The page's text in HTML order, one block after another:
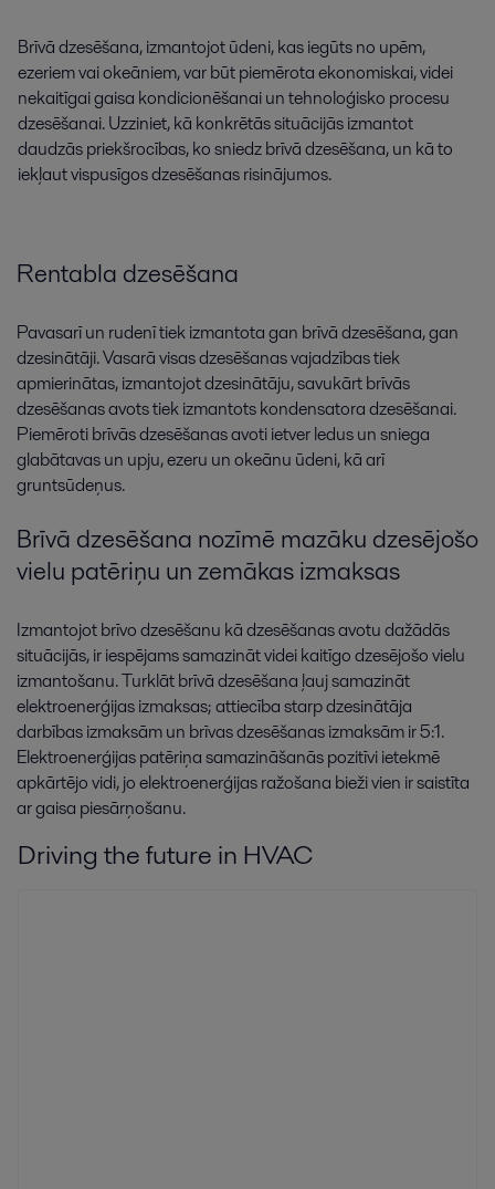
Brīvā dzesēšana, izmantojot ūdeni, kas iegūts no upēm,
ezeriem vai okeāniem, var būt piemērota ekonomiskai, videi
nekaitīgai gaisa kondicionēšanai un tehnoloģisko procesu
dzesēšanai. Uzziniet, kā konkrētās situācijās izmantot
daudzās priekšrocības, ko sniedz brīvā dzesēšana, un kā to
iekļaut vispusīgos dzesēšanas risinājumos.
Rentabla dzesēšana
Pavasarī un rudenī tiek izmantota gan brīvā dzesēšana, gan
dzesinātāji. Vasarā visas dzesēšanas vajadzības tiek
apmierinātas, izmantojot dzesinātāju, savukārt brīvās
dzesēšanas avots tiek izmantots kondensatora dzesēšanai.
Piemēroti brīvās dzesēšanas avoti ietver ledus un sniega
glabātavas un upju, ezeru un okeānu ūdeni, kā arī
gruntsūdeņus.
Brīvā dzesēšana nozīmē mazāku dzesējošo
vielu patēriņu un zemākas izmaksas
Izmantojot brīvo dzesēšanu kā dzesēšanas avotu dažādās
situācijās, ir iespējams samazināt videi kaitīgo dzesējošo vielu
izmantošanu. Turklāt brīvā dzesēšana ļauj samazināt
elektroenerģijas izmaksas; attiecība starp dzesinātāja
darbības izmaksām un brīvas dzesēšanas izmaksām ir 5:1.
Elektroenerģijas patēriņa samazināšanās pozitīvi ietekmē
apkārtējo vidi, jo elektroenerģijas ražošana bieži vien ir saistīta
ar gaisa piesārņošanu.
Driving the future in HVAC